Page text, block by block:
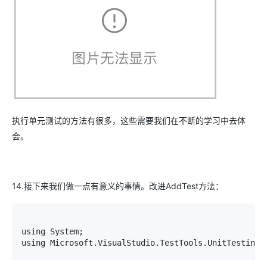
执行单元测试的方法有很多，这些需要我们在不断的学习中去体
会。
14.接下来我们做一点有意义的事情。改进AddTest方法：
using System;
using Microsoft.VisualStudio.TestTools.UnitTesting;